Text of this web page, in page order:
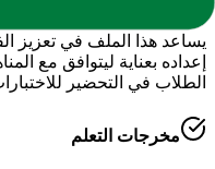
يساعد هذا الملف في تعزيز
إعداده بعناية ليتوافق مع
الطلاب في التحضير
مخرجات التعلم